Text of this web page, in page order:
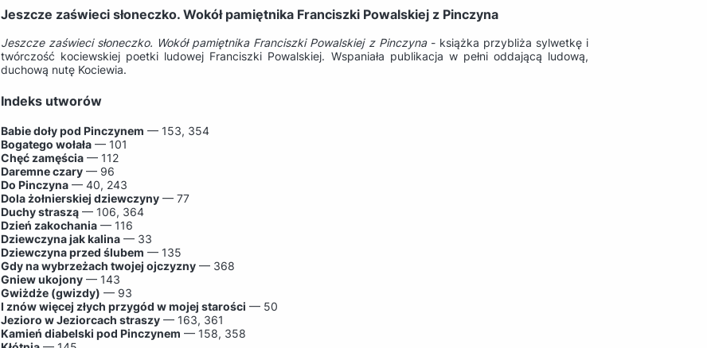
Jeszcze zaświeci słoneczko. Wokół pamiętnika Franciszki Powalskiej z Pinczyna
Jeszcze zaświeci słoneczko. Wokół pamiętnika Franciszki Powalskiej z Pinczyna- książka przybliża sylwetkę i
twórczość kociewskiej poetki ludowej Franciszki Powalskiej. Wspaniała publikacja w pełni oddającą ludową,
duchową nutę Kociewia.
Indeks utworów
Babie doły pod Pinczynem — 153, 354
Bogatego wołała — 101
Chęć zamęścia — 112
Daremne czary — 96
Do Pinczyna — 40, 243
Dola żołnierskiej dziewczyny — 77
Duchy straszą — 106, 364
Dzień zakochania — 116
Dziewczyna jak kalina — 33
Dziewczyna przed ślubem — 135
Gdy na wybrzeżach twojej ojczyzny — 368
Gniew ukojony — 143
Gwiżdże (gwizdy) — 93
I znów więcej złych przygód w mojej starości — 50
Jezioro w Jeziorcach straszy — 163, 361
Kamień diabelski pod Pinczynem — 158, 358